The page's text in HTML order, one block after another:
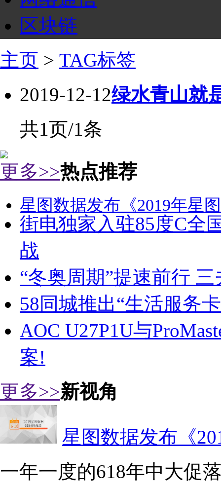
区块链
主页 > TAG标签
2019-12-12绿水青山就
共1页/1条
更多>>热点推荐
星图数据发布《2019年星
街电独家入驻85度C全
战
“冬奥周期”提速前行
58同城推出“生活服务
AOC U27P1U与
案!
更多>>新视角
星图数据发布《
一年一度的618年中大促